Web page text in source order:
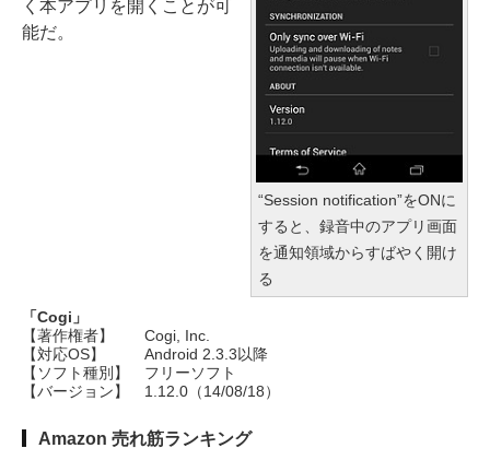
“Session notification”をONに
すると、録音中のアプリ画面
を通知領域からすばやく開け
る
く本アプリを開くことが可
能だ。
「Cogi」
【著作権者】
Cogi, Inc.
【対応OS】
Android 2.3.3以降
【ソフト種別】
フリーソフト
【バージョン】
1.12.0（14/08/18）
Amazon 売れ筋ランキング